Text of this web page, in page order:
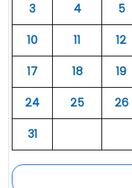
३
४ ५
१०
११ १२
१७
१८ १९
२४
२५ २६
३१